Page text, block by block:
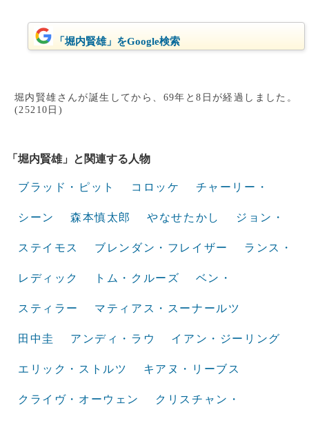
「堀内賢雄」をGoogle検索
堀内賢雄さんが誕生してから、69年と8日が経過しました。
(25210日)
「堀内賢雄」と関連する人物
ブラッド・ピット コロッケ チャーリー・
シーン 森本慎太郎 やなせたかし ジョン・
ステイモス ブレンダン・フレイザー ランス・
レディック トム・クルーズ ベン・
スティラー マティアス・スーナールツ
田中圭 アンディ・ラウ イアン・ジーリング
エリック・ストルツ キアヌ・リーブス
クライヴ・オーウェン クリスチャン・